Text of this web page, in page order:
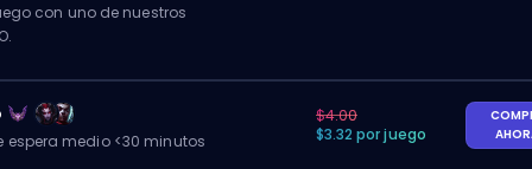
con uno de nuestros
espera medio <30 minutos
$4.00
$3.32 por juego